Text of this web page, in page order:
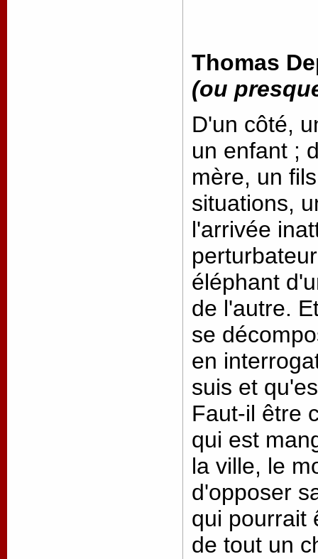
Thomas
(ou
D'un côté,
un enfant ;
mère, un
situations,
l'arrivée
éléphant
de l'autre.
se
en
suis et
Faut-il être
qui est
la ville, le
d'opposer
qui pourrait
de tout un